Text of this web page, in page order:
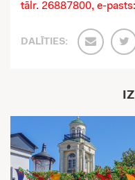
tālr. 26887800, e-pasts:
DALĪTIES: